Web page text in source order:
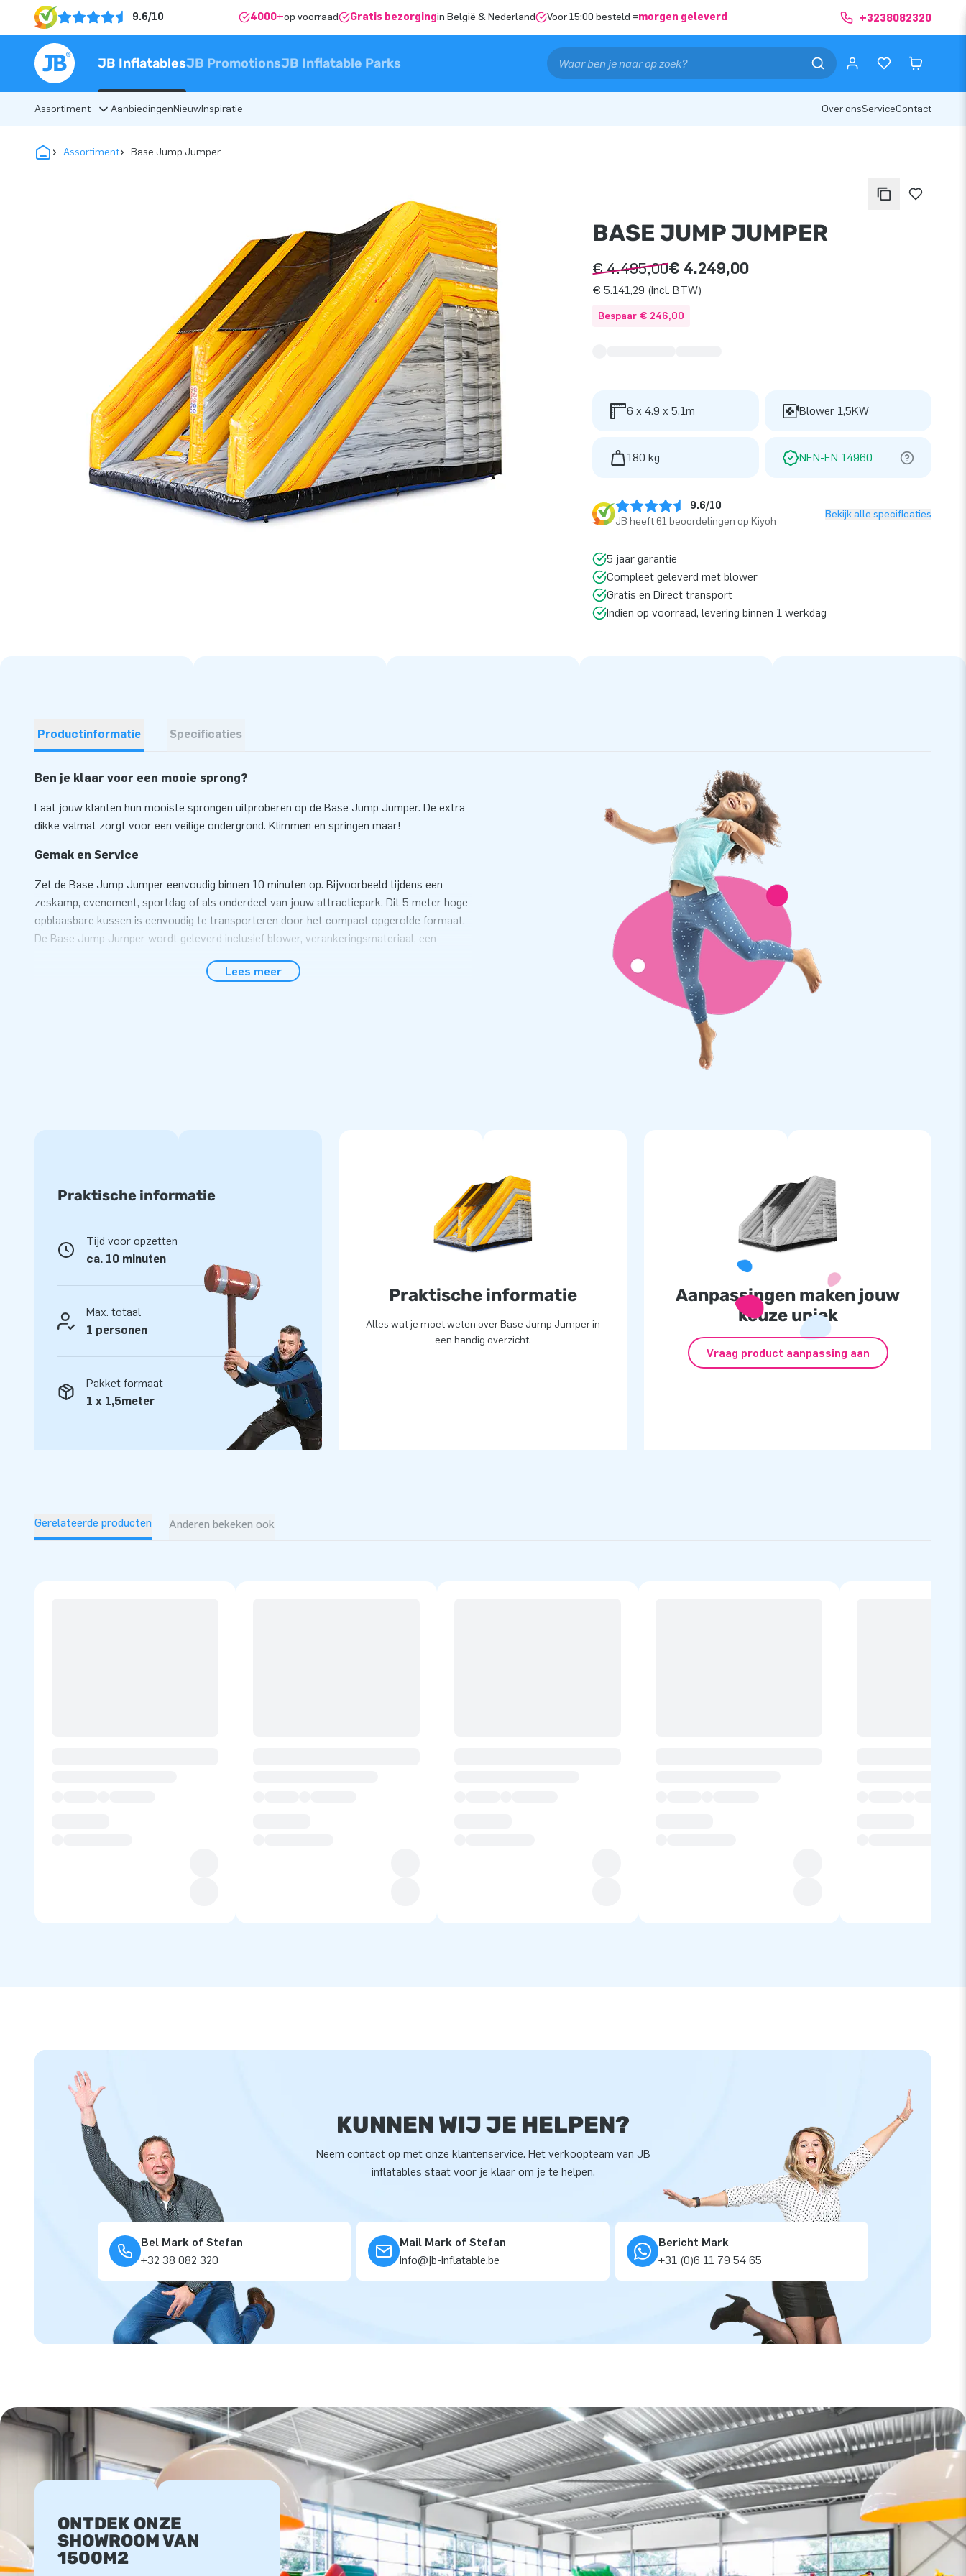
9.6/10 4000+op voorraad Gratis bezorgingin België & Nederland Voor 15:00 besteld =morgen geleverd +3238082320
JB InflatablesJB PromotionsJB Inflatable Parks
Assortiment AanbiedingenNieuwInspiratie Over onsServiceContact
Assortiment Base Jump Jumper
BASE JUMP JUMPER
€ 4.495,00€ 4.249,00
€ 5.141,29 (incl. BTW)
Bespaar € 246,00
6 x 4.9 x 5.1m Blower 1,5KW
180 kg NEN-EN 14960
9.6/10
JB heeft 61 beoordelingen op Kiyoh
Bekijk alle specificaties
5 jaar garantie
Compleet geleverd met blower
Gratis en Direct transport
Indien op voorraad, levering binnen 1 werkdag
Productinformatie Specificaties
Ben je klaar voor een mooie sprong?
Laat jouw klanten hun mooiste sprongen uitproberen op de Base Jump Jumper. De extra
dikke valmat zorgt voor een veilige ondergrond. Klimmen en springen maar!
Gemak en Service
Zet de Base Jump Jumper eenvoudig binnen 10 minuten op. Bijvoorbeeld tijdens een
zeskamp, evenement, sportdag of als onderdeel van jouw attractiepark. Dit 5 meter hoge
opblaasbare kussen is eenvoudig te transporteren door het compact opgerolde formaat.
De Base Jump Jumper wordt geleverd inclusief blower, verankeringsmateriaal, een
opblaasattracties op grootse wijze! Klanten zijn verzekerd van onze professionele
Lees meer
Praktische informatie
Tijd voor opzetten
ca. 10 minuten
Max. totaal
1 personen
Pakket formaat
1 x 1,5meter
Praktische informatie
Alles wat je moet weten over Base Jump Jumper in
een handig overzicht.
Aanpassingen maken jouw
keuze uniek
Vraag product aanpassing aan
Gerelateerde producten Anderen bekeken ook
KUNNEN WIJ JE HELPEN?
Neem contact op met onze klantenservice. Het verkoopteam van JB
inflatables staat voor je klaar om je te helpen.
Bel Mark of Stefan
+32 38 082 320
Mail Mark of Stefan
info@jb-inflatable.be
Bericht Mark
+31 (0)6 11 79 54 65
ONTDEK ONZE
SHOWROOM VAN
1500M2